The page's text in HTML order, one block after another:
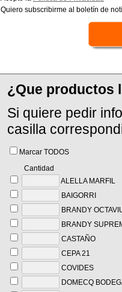
Quiero subscribirme al boletín de
¿Que productos
Si quiere pedir
casilla
Marcar TODOS
Cantidad
ALELLA MARFIL
BAIGORRI
BRANDY
BRANDY
CASTAÑO
CEPA 21
COVIDES
DOMECQ